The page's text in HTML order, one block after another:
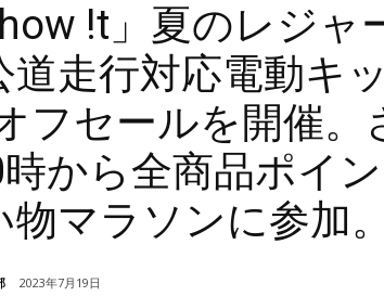
!t」夏のレジャ
道走行対応電動キ
フセールを開催。
時から全商品ポイ
マラソンに参加。
2023年7月19日